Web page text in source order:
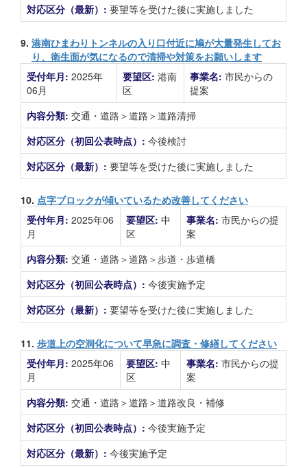
対応区分（最新）: 要望等を受けた後に実施しました
9. 港南ひまわりトンネルの入り口付近に鳩が大量発生してお
り、衛生面が気になるので清掃や対策をお願いします
受付年月: 2025年
06月
要望区: 港南
区
事業名: 市民からの
提案
内容分類: 交通・道路＞道路＞道路清掃
対応区分（初回公表時点）: 今後検討
対応区分（最新）: 要望等を受けた後に実施しました
10. 点字ブロックが傾いているため改善してください
受付年月: 2025年06
月
要望区: 中
区
事業名: 市民からの提
案
内容分類: 交通・道路＞道路＞歩道・歩道橋
対応区分（初回公表時点）: 今後実施予定
対応区分（最新）: 要望等を受けた後に実施しました
11. 歩道上の空洞化について早急に調査・修繕してください
受付年月: 2025年06
月
要望区: 中
区
事業名: 市民からの提
案
内容分類: 交通・道路＞道路＞道路改良・補修
対応区分（初回公表時点）: 今後実施予定
対応区分（最新）: 今後実施予定